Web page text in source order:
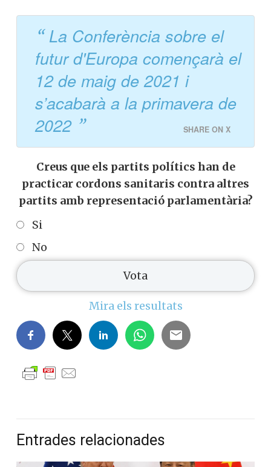
La Conferència sobre el
futur d'Europa començarà el
12 de maig de 2021 i
s’acabarà a la primavera de
2022
SHARE ON X
Creus que els partits polítics han de
practicar cordons sanitaris contra altres
partits amb representació parlamentària?
Si
No
Mira els resultats
Entrades relacionades